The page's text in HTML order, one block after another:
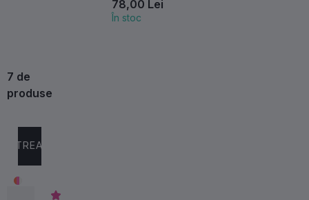
78,00 Lei
În stoc
7 de
produse
FILTREAZĂ